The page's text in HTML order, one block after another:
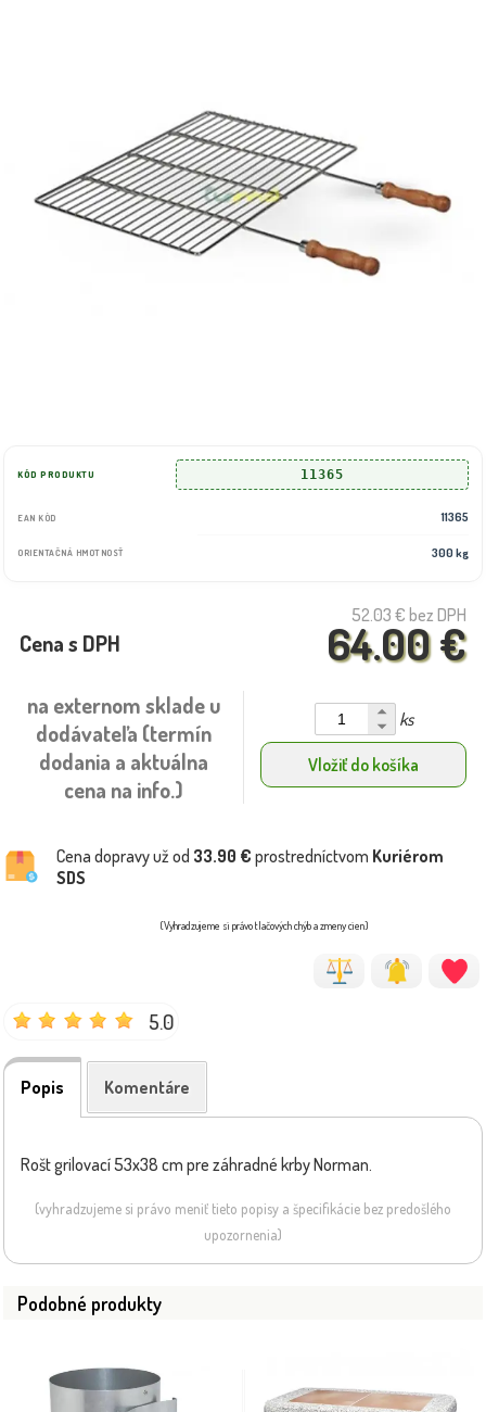
KÓD PRODUKTU 11365
EAN KÓD 11365
ORIENTAČNÁ HMOTNOSŤ 300 kg
52.03 € bez DPH
64.00 €
Cena s DPH
na externom sklade u
dodávateľa (termín
dodania a aktuálna
cena na info.)
ks
Vložiť do košíka
Cena dopravy už od 33.90 € prostredníctvom Kuriérom
SDS
(Vyhradzujeme si právo tlačových chýb a zmeny cien)
5.0
Popis Komentáre
Rošt grilovací 53x38 cm pre záhradné krby Norman.
(vyhradzujeme si právo meniť tieto popisy a špecifikácie bez predošlého
upozornenia)
Podobné produkty